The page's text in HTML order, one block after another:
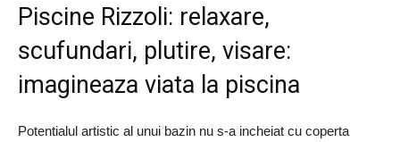
Piscine Rizzoli: relaxare,
scufundari, plutire, visare:
imagineaza viata la piscina
Potentialul artistic al unui bazin nu s-a incheiat cu coperta